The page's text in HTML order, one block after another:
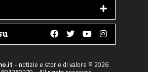
Follow us on
Follow us on
Follow us on
Follow us
- notizie e storie di valore © 2026